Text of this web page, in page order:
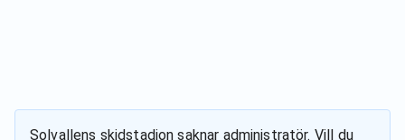
Solvallens skidstadion saknar administratör. Vill du